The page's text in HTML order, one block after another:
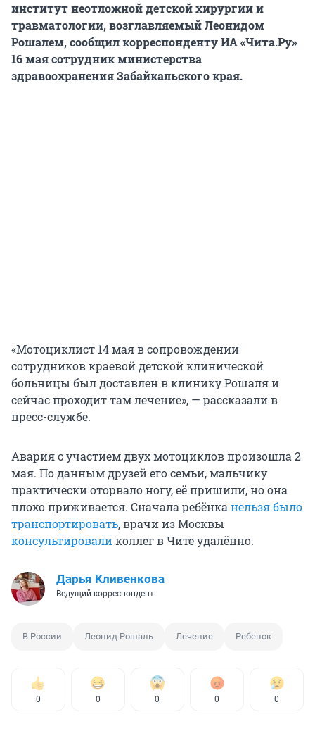
институт неотложной детской хирургии и
травматологии, возглавляемый Леонидом
Рошалем, сообщил корреспонденту ИА «Чита.Ру»
16 мая сотрудник министерства
здравоохранения Забайкальского края.
«Мотоциклист 14 мая в сопровождении
сотрудников краевой детской клинической
больницы был доставлен в клинику Рошаля и
сейчас проходит там лечение», — рассказали в
пресс-службе.
Авария с участием двух мотоциклов произошла 2
мая. По данным друзей его семьи, мальчику
практически оторвало ногу, её пришили, но она
плохо приживается. Сначала ребёнка нельзя было
транспортировать, врачи из Москвы
консультироваликоллег в Чите удалённо.
Дарья Кливенкова
Ведущий корреспондент
В России Леонид Рошаль Лечение Ребенок
0 0 0 0 0